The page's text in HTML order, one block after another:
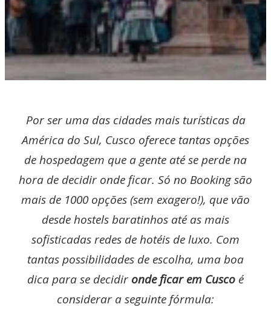
Por ser uma das cidades mais turísticas da
América do Sul, Cusco oferece tantas opções
de hospedagem que a gente até se perde na
hora de decidir onde ficar. Só no Booking são
mais de 1000 opções (sem exagero!), que vão
desde hostels baratinhos até as mais
sofisticadas redes de hotéis de luxo. Com
tantas possibilidades de escolha, uma boa
dica para se decidir onde ficar em Cusco é
considerar a seguinte fórmula: